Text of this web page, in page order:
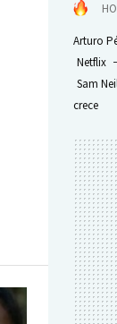
Arturo
Netflix
Sam
crece